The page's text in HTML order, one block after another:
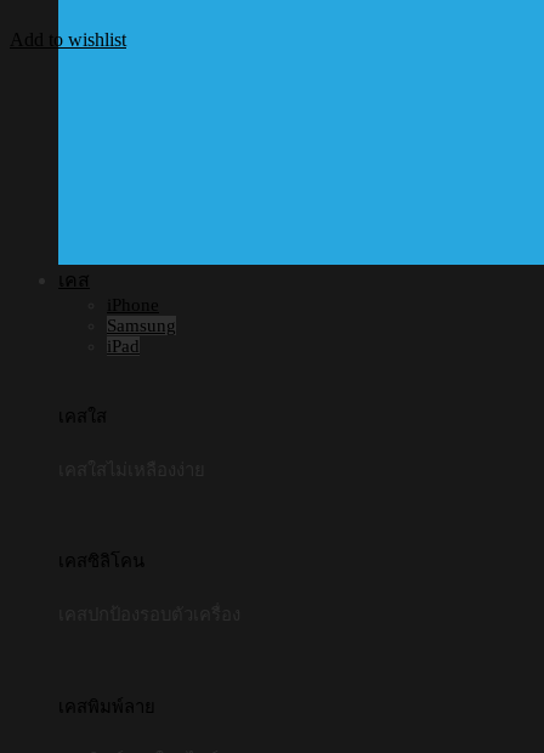
เคส
iPhone
Samsung
iPad
เคสใส
เคสซิลิโคน
เคสพิมพ์ลาย
Add to wishlist